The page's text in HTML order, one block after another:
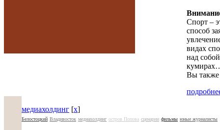
Спорт –
способ
видах
над
Вы также
медиахолдинг [x]
Белостоцкий Владивосток медиахолдинг остров Попова сценарии фильмы юные журналисты